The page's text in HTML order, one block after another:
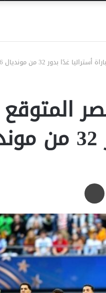
بدور 32 من مونديال 2026
مشاركة عبر البريد